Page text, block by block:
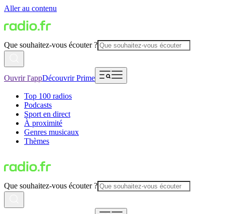
Aller au contenu
Que souhaitez-vous écouter ?
Ouvrir l'appDécouvrir Prime
Top 100 radios
Podcasts
Sport en direct
À proximité
Genres musicaux
Thèmes
Que souhaitez-vous écouter ?